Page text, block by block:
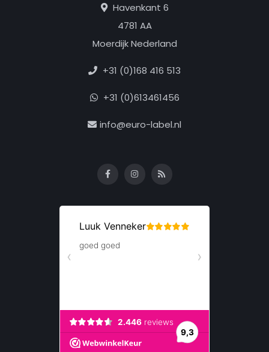
Havenkant 6
4781 AA
Moerdijk Nederland
+31 (0)168 416 513
+31 (0)613461456
info@euro-label.nl